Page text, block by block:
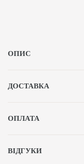
ОПИС
ДОСТАВКА
ОПЛАТА
ВІДГУКИ